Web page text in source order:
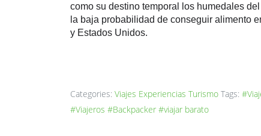
como su destino temporal los humedales
la baja probabilidad de conseguir alimento
y Estados Unidos.
Categories: Viajes Experiencias Turismo Tags:
#Viajeros #Backpacker #viajar barato